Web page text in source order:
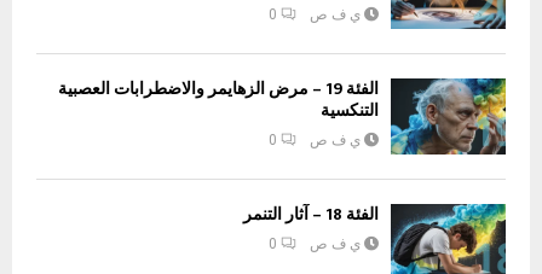
ي ف ص 0
الفئة 19 – مرض الزهايمر والاضطرابات العصبية
التنكسية
ي ف ص 0
الفئة 18 – آثار التنمر
ي ف ص 0